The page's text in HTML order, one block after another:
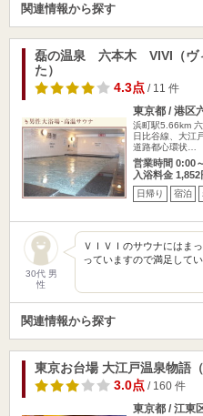
関連情報から探す
磊の温泉 六本木 VIVI（ヴ
た）
4.3点/ 11 件
東京都 / 港区
浜町駅5.66km
日比谷線、大江
道路都心環状…
営業時間 0:00
入浴料金 1,852
日帰り 宿泊
30代 男
性
ＶＩＶＩのサウナにはま
っていますので満足して
関連情報から探す
東京お台場 大江戸温泉物語
3.0点/ 160 件
東京都 / 江東